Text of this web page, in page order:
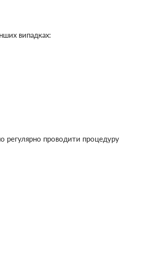
випадках:
регулярно проводити процедуру